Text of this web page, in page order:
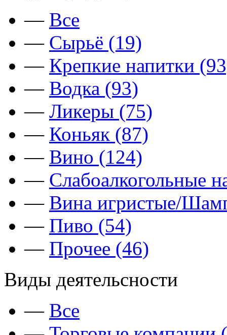
— Все
— Сырьё (19)
— Крепкие напитки
— Водка (93)
— Ликеры (75)
— Коньяк (87)
— Вино (124)
— Слабоалкогольные
— Вина игристые/
— Пиво (54)
— Прочее (46)
Виды деятельсности
— Все